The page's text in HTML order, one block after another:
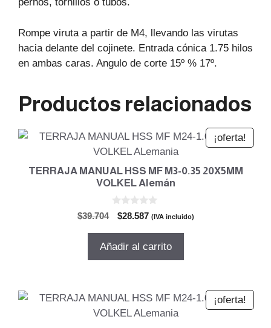
Rompe viruta a partir de M4, llevando las virutas
hacia delante del cojinete. Entrada cónica 1.75 hilos
en ambas caras. Angulo de corte 15º % 17º.
Productos relacionados
¡oferta!
TERRAJA MANUAL HSS MF M3-0.35 20X5MM
VOLKEL Alemán
$39.704
El
original
$28.587El
actual
(IVA incluido)
Añadir al carrito
¡oferta!